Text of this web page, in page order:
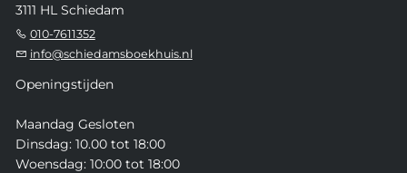
3111 HL Schiedam
010-7611352
info@schiedamsboekhuis.nl
Openingstijden
Maandag Gesloten
Dinsdag: 10.00 tot 18:00
Woensdag: 10:00 tot 18:00